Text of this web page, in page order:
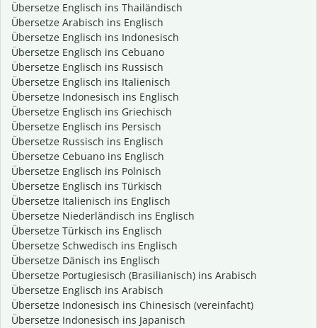
Übersetze Englisch ins Thailändisch
Übersetze Arabisch ins Englisch
Übersetze Englisch ins Indonesisch
Übersetze Englisch ins Cebuano
Übersetze Englisch ins Russisch
Übersetze Englisch ins Italienisch
Übersetze Indonesisch ins Englisch
Übersetze Englisch ins Griechisch
Übersetze Englisch ins Persisch
Übersetze Russisch ins Englisch
Übersetze Cebuano ins Englisch
Übersetze Englisch ins Polnisch
Übersetze Englisch ins Türkisch
Übersetze Italienisch ins Englisch
Übersetze Niederländisch ins Englisch
Übersetze Türkisch ins Englisch
Übersetze Schwedisch ins Englisch
Übersetze Dänisch ins Englisch
Übersetze Portugiesisch (Brasilianisch) ins Arabisch
Übersetze Englisch ins Arabisch
Übersetze Indonesisch ins Chinesisch (vereinfacht)
Übersetze Indonesisch ins Japanisch